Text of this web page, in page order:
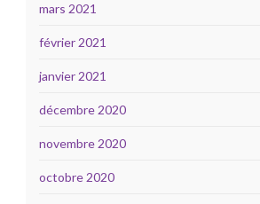
mars 2021
février 2021
janvier 2021
décembre 2020
novembre 2020
octobre 2020